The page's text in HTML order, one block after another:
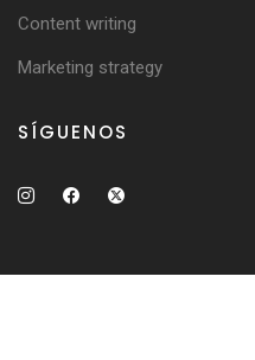
Content writing
Marketing strategy
SÍGUENOS